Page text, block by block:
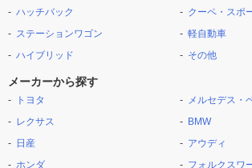
ハッチバック
ステーションワゴン
ハイブリッド
クーペ・スポ
軽自動車
その他
メーカーから探す
トヨタ
レクサス
日産
ホンダ
メルセデス・
BMW
アウディ
フォルクスワ